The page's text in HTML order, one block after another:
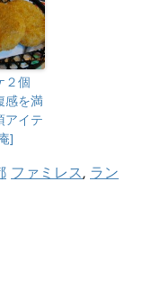
２個
感を満
アイテ
]
ファミレス, ラン